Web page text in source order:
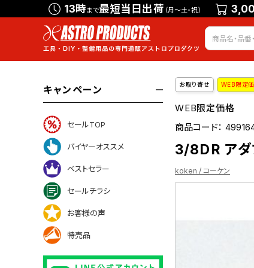
13時まで最短当日出荷 （月～土・祝）
キャンペーン
セールTOP
バイヤーオススメ
ベストセラー
セールチラシ
お客様の声
特売品
お取り寄せ WEB限定
WEB限定価格
商品コード：
3/8DR ア
koken / コーケン